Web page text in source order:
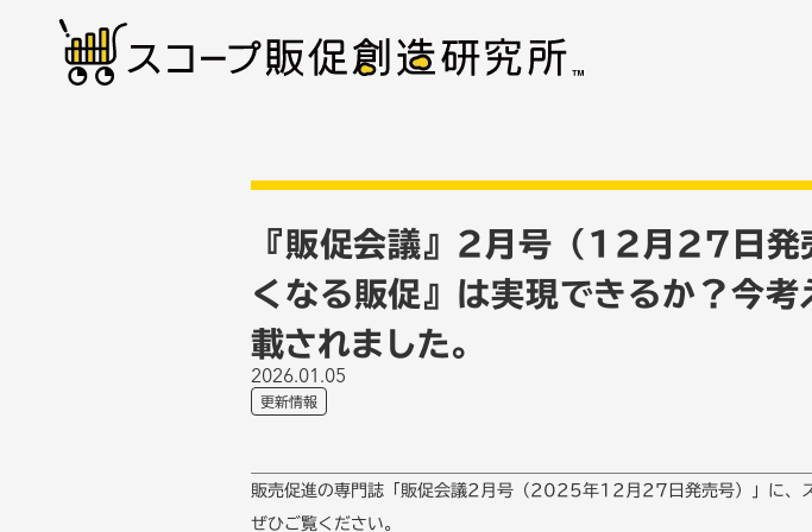
『販促会議』2月号（12月27日発
くなる販促』は実現できるか？今
載されました。
2026.01.05
更新情報
販売促進の専門誌「販促会議2月号（2025年12月27日発売号）」に、
ぜひご覧ください。